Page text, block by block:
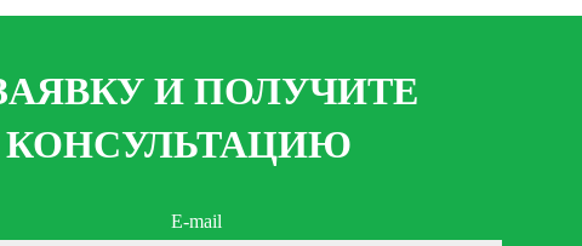
И ПОЛУЧИТЕ
E-mail